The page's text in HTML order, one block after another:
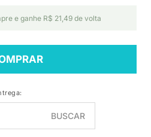
e ganhe R$ 21,49 de volta
BUSCAR